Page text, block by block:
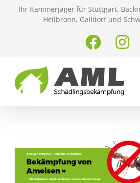
Ihr Kammerjäger für Stuttgart,
Heilbronn, Gaildorf und